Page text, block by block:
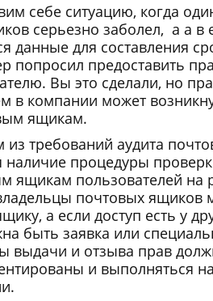
себе ситуацию, когда
серьезно заболел, а а
данные для составления
попросил предоставить
Вы это сделали, но
в компании может
ящикам.
требований аудита
наличие процедуры
ящикам пользователей на
почтовых ящиков
а если доступ есть у
быть заявка или
выдачи и отзыва прав
и выполняться